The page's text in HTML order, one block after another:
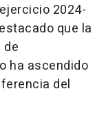
2024-
que la
de
ha ascendido
del